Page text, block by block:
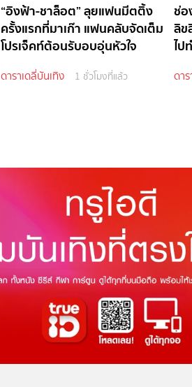
“อิงฟ้า-ชาล็อต” ลุยแฟนมีตติ้ง
ครั้งแรกที่มาเก๊า แฟนคลับจัดเต็ม
โปรเจ็คท์ต้อนรับอบอุ่นหัวใจ
ดาราเดลี่บันเทิง 1 ชั่วโมงที่แล้ว
ช่อ
ลิข
ไป
ดา